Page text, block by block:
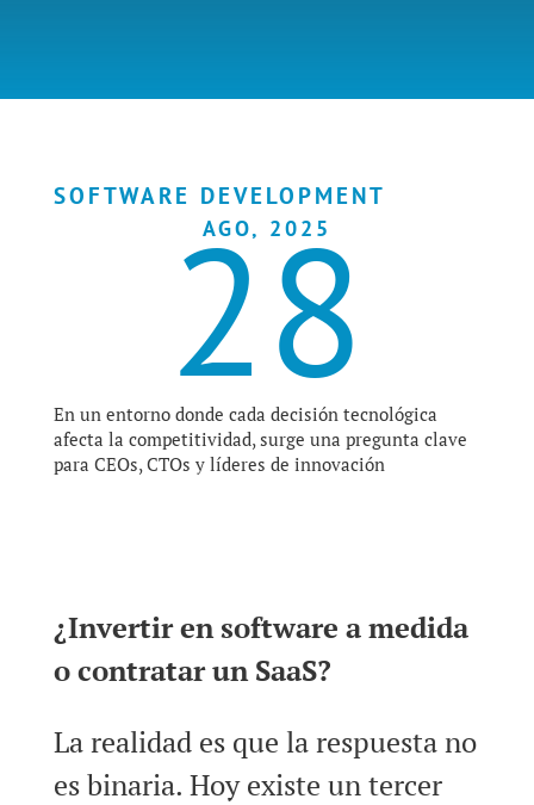
SOFTWARE DEVELOPMENT
28
AGO, 2025
En un entorno donde cada decisión tecnológica
afecta la competitividad, surge una pregunta clave
para CEOs, CTOs y líderes de innovación
¿Invertir en software a medida
o contratar un SaaS?
La realidad es que la respuesta no
es binaria. Hoy existe un tercer